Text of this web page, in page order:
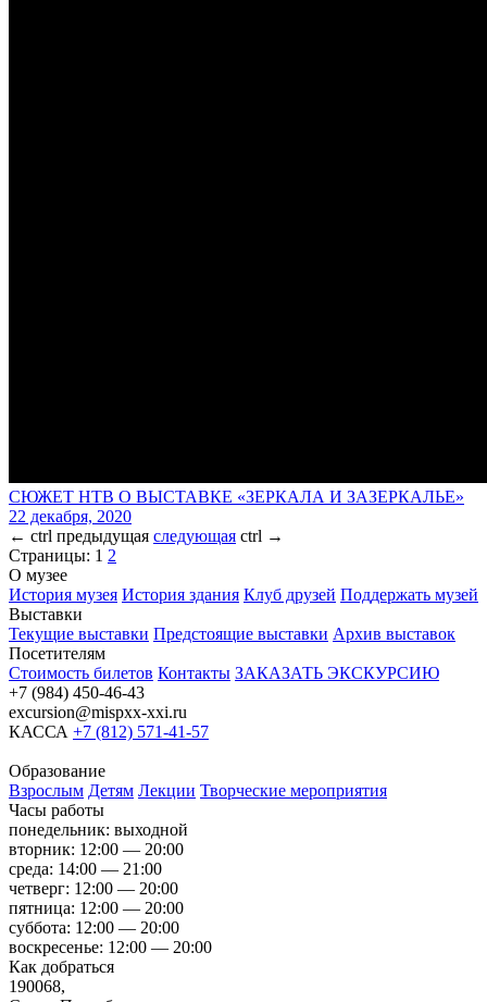
СЮЖЕТ НТВ О ВЫСТАВКЕ «ЗЕРКАЛА И ЗАЗЕРКАЛЬЕ»
22 декабря, 2020
← ctrl предыдущая следующая ctrl →
Страницы: 1 2
О музее
История музея История здания Клуб друзей Поддержать музей
Выставки
Текущие выставки Предстоящие выставки Архив выставок
Посетителям
Стоимость билетов Контакты ЗАКАЗАТЬ ЭКСКУРСИЮ
+7 (984) 450-46-43
excursion@mispxx-xxi.ru
КАССА +7 (812) 571-41-57
Образование
Взрослым Детям Лекции Творческие мероприятия
Часы работы
понедельник: выходной
вторник: 12:00 — 20:00
среда: 14:00 — 21:00
четверг: 12:00 — 20:00
пятница: 12:00 — 20:00
суббота: 12:00 — 20:00
воскресенье: 12:00 — 20:00
Как добраться
190068,